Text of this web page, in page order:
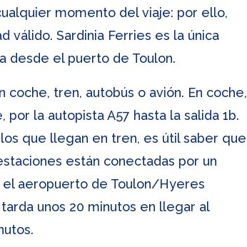
momento del viaje: por ello,
Sardinia Ferries es la única
desde el puerto de Toulon.
tren, autobús o avión. En coche,
la autopista A57 hasta la salida 1b.
que llegan en tren, es útil saber que
están conectadas por un
aeropuerto de Toulon/Hyeres
unos 20 minutos en llegar al